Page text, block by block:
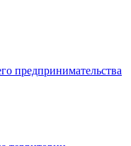
предпринимательства